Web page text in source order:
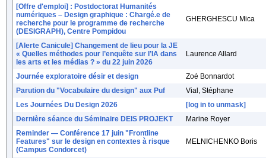
[Offre d'emploi] : Postdoctorat Humanités
numériques – Design graphique : Chargé.e de
recherche pour le programme de recherche
(DESIGRAPH), Centre Pompidou
GHERGHESCU Mica
[Alerte Canicule] Changement de lieu pour la JE
« Quelles méthodes pour l’enquête sur l’IA dans
les arts et les médias ? » du 22 juin 2026
Laurence Allard
Journée exploratoire désir et design
Zoé Bonnardot
Parution du "Vocabulaire du design" aux Puf
Vial, Stéphane
Les Journées Du Design 2026
[log in to unmask]
Dernière séance du Séminaire DEIS PROJEKT
Marine Royer
Reminder — Conférence 17 juin "Frontline
Features" sur le design en contextes à risque
(Campus Condorcet)
MELNICHENKO Boris